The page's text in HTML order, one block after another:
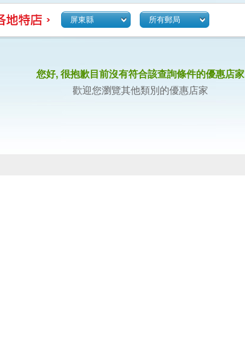
屏東縣 所有郵局
您好, 很抱歉目前沒有符合該查詢條件的優惠店家
歡迎您瀏覽其他類別的優惠店家